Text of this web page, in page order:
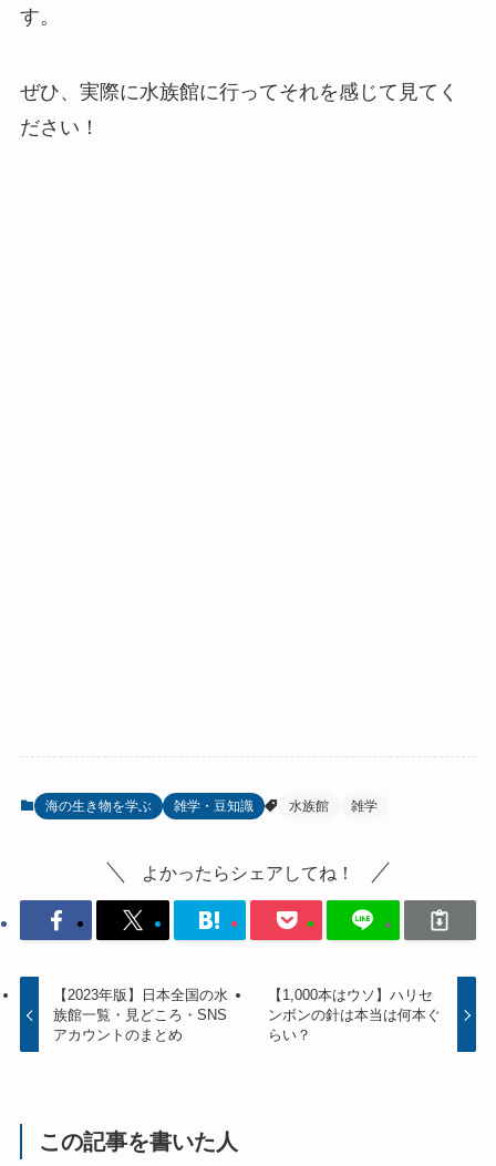
す。
ぜひ、実際に水族館に行ってそれを感じて見てく
ださい！
海の生き物を学ぶ 雑学・豆知識 水族館 雑学
よかったらシェアしてね！
【2023年版】日本全国の水
族館一覧・見どころ・SNS
アカウントのまとめ
【1,000本はウソ】ハリセ
ンボンの針は本当は何本ぐ
らい？
この記事を書いた人